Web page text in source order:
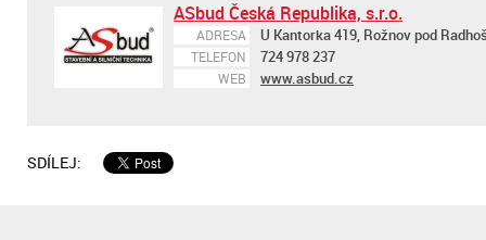
ASbud Česká Republika, s.r.o.
ADRESA U Kantorka 419, Rožnov pod
TELEFON 724 978 237
WEB www.asbud.cz
SDÍLEJ: